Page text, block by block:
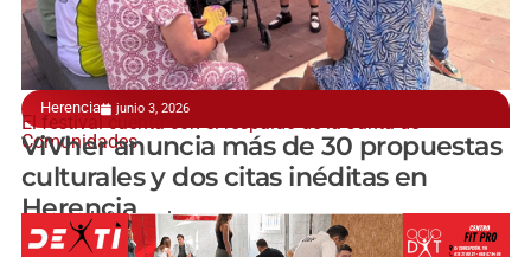
Herencia junio 3, 2026
El festival cuenta con el respaldo de la Junta de
Comunidades
ViVher anuncia más de 30 propuestas
culturales y dos citas inéditas en
Herencia
manchainformacion.com